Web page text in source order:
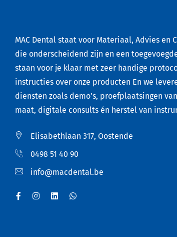
MAC Dental staat voor Materiaal, Advies en
die onderscheidend zijn en een
staan voor je klaar met zeer handige
instructies over onze producten En we
diensten zoals demo’s, proefplaatsingen
maat, digitale consults én herstel van
Elisabethlaan 317, Oostende
0498 51 40 90
info@macdental.be